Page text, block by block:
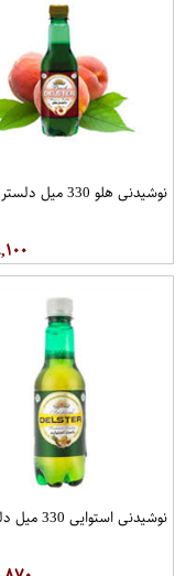
نوشیدنی هلو 330 میل دلستر
نوشیدنی استوایی 330 میل دلستر